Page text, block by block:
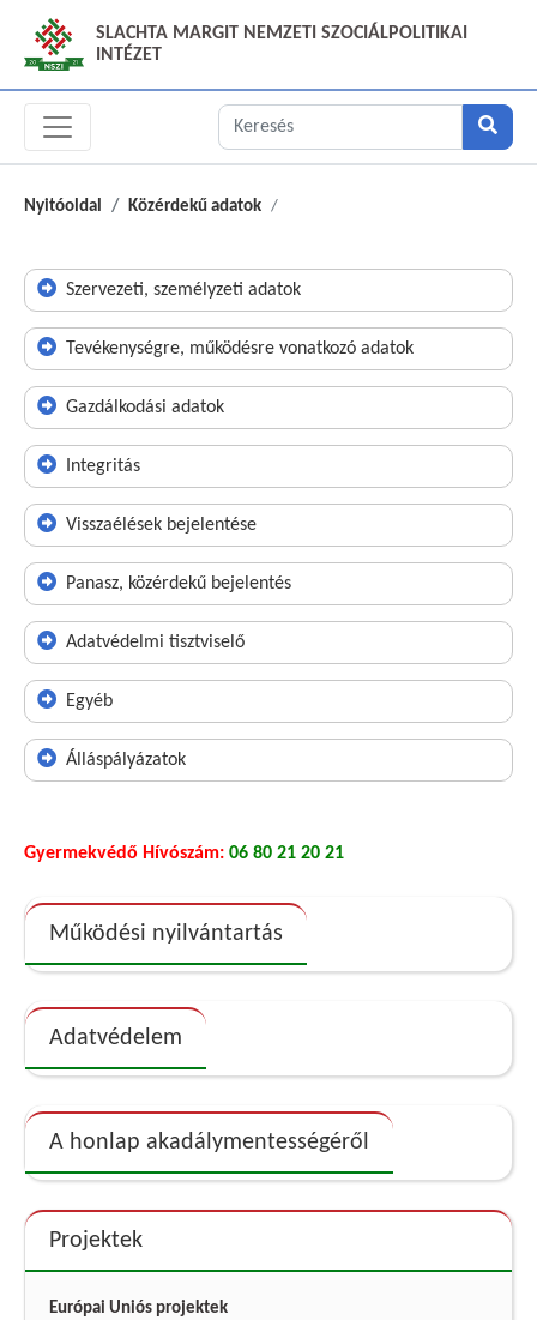
SLACHTA MARGIT NEMZETI SZOCIÁLPOLITIKAI
INTÉZET
Nyitóoldal Közérdekű adatok
Szervezeti, személyzeti adatok
Tevékenységre, működésre vonatkozó adatok
Gazdálkodási adatok
Integritás
Visszaélések bejelentése
Panasz, közérdekű bejelentés
Adatvédelmi tisztviselő
Egyéb
Álláspályázatok
Gyermekvédő Hívószám: 06 80 21 20 21
Működési nyilvántartás
Adatvédelem
A honlap akadálymentességéről
Projektek
Európai Uniós projektek